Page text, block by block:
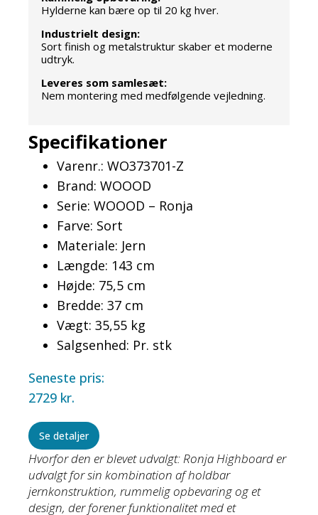
Hvorfor den er blevet udvalgt: Ronja Highboard er
udvalgt for sin kombination af holdbar
jernkonstruktion, rummelig opbevaring og et
design, der forener funktionalitet med et
Hylderne kan bære op til 20 kg hver.
Industrielt design:
Sort finish og metalstruktur skaber et moderne
udtryk.
Leveres som samlesæt:
Nem montering med medfølgende vejledning.
Specifikationer
Varenr.: WO373701-Z
Brand: WOOOD
Serie: WOOOD – Ronja
Farve: Sort
Materiale: Jern
Længde: 143 cm
Højde: 75,5 cm
Bredde: 37 cm
Vægt: 35,55 kg
Salgsenhed: Pr. stk
Seneste pris:
2729 kr.
Se detaljer